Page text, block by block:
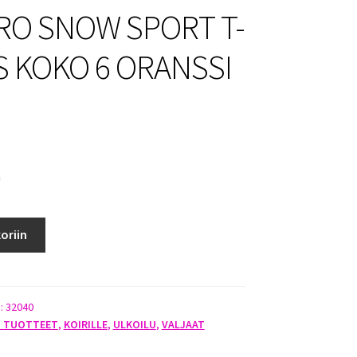
SNOW SPORT T-
KOKO 6 ORANSSI
32040
TUOTTEET, KOIRILLE, ULKOILU, VALJAAT